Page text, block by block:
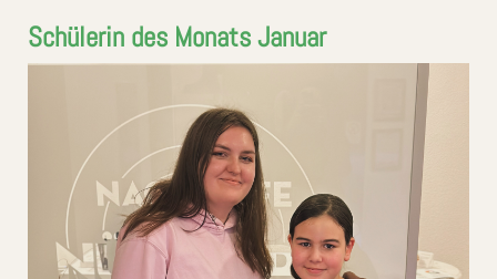
Schülerin des Monats Januar